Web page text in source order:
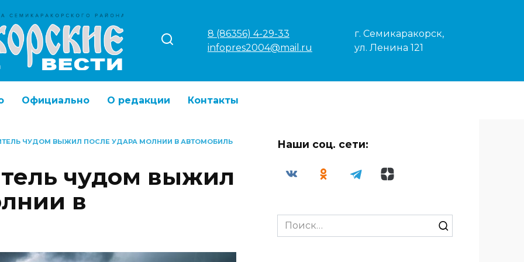
8 (86356) 4-29-33
infopres2004@mail.ru
г. Семикаракорск,
ул. Ленина 121
Официально О редакции Контакты
ЧУДОМ ВЫЖИЛ ПОСЛЕ УДАРА МОЛНИИ В АВТОМОБИЛЬ
чудом выжил
в
Наши соц. сети:
Search
for: